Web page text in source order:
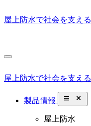
屋上防水で社会を支える
屋上防水で社会を支える
製品情報 close_small
屋上防水